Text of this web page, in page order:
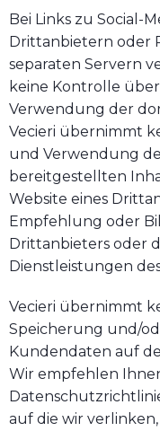
Bei Links zu Social-
Drittanbietern oder
separaten Servern
keine Kontrolle
Verwendung der
Vecieri übernimmt
und Verwendung
bereitgestellten
Website eines
Empfehlung oder
Drittanbieters oder
Dienstleistungen
Vecieri übernimmt
Speicherung und/
Kundendaten auf
Wir empfehlen
auf die wir